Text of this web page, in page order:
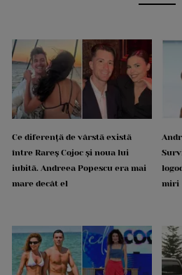
Ce diferență de vârstă există
între Rareș Cojoc și noua lui
iubită. Andreea Popescu era mai
mare decât el
miri